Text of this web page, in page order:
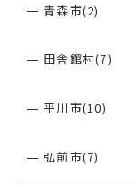
青森市(2)
田舎館村(7)
平川市(10)
弘前市(7)